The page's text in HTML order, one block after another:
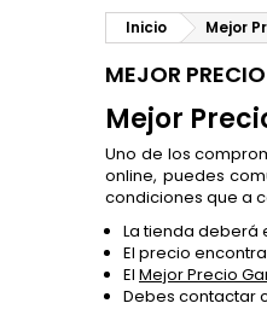
Inicio Mejor
MEJOR
Mejor
Uno de los
online, puedes
condiciones que a
La tienda deberá
El precio
El Mejor Precio
Debes contactar